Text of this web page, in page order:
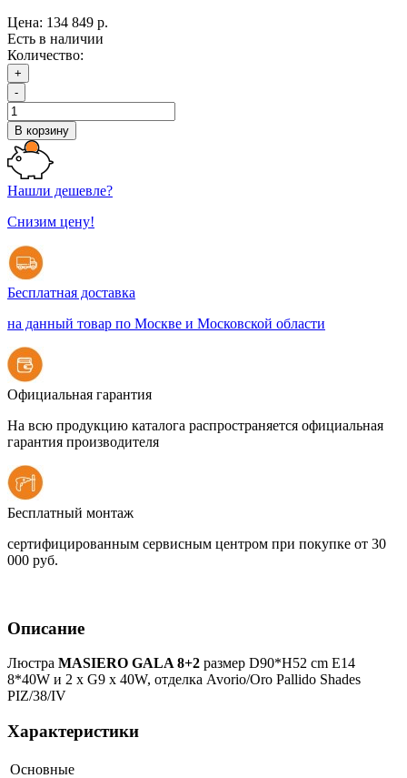
Цена: 134 849 р.
Есть в наличии
Количество:
+
-
В корзину
Нашли дешевле?
Снизим цену!
Бесплатная доставка
на данный товар по Москве и Московской области
Официальная гарантия
На всю продукцию каталога распространяется официальная
гарантия производителя
Бесплатный монтаж
сертифицированным сервисным центром при покупке от 30
000 руб.
Описание
Люстра MASIERO GALA 8+2 размер D90*H52 cm E14
8*40W и 2 x G9 x 40W, отделка Avorio/Oro Pallido Shades
PIZ/38/IV
Характеристики
Основные